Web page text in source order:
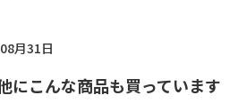
月31日
にこんな商品も買っています